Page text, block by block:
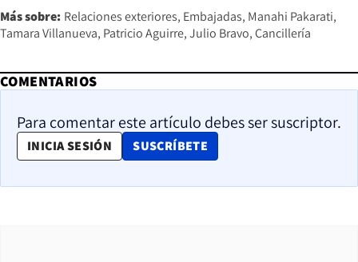
Más sobre: Relaciones exteriores Embajadas Manahi Pakarati
Tamara Villanueva Patricio Aguirre Julio Bravo Cancillería
COMENTARIOS
Para comentar este artículo debes ser suscriptor.
INICIA SESIÓN SUSCRÍBETE
OPENS IN NEW WINDOW